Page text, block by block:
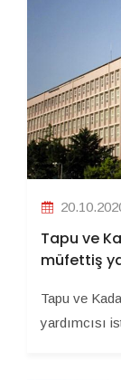
Tapu ve
müfettiş
Tapu ve
yardımcısı